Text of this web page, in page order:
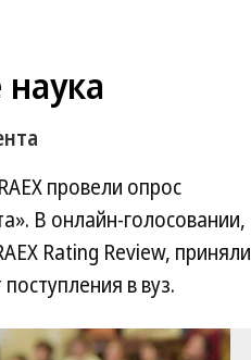
провели опрос
В онлайн-голосовании,
Rating Review, приняли
в вуз.